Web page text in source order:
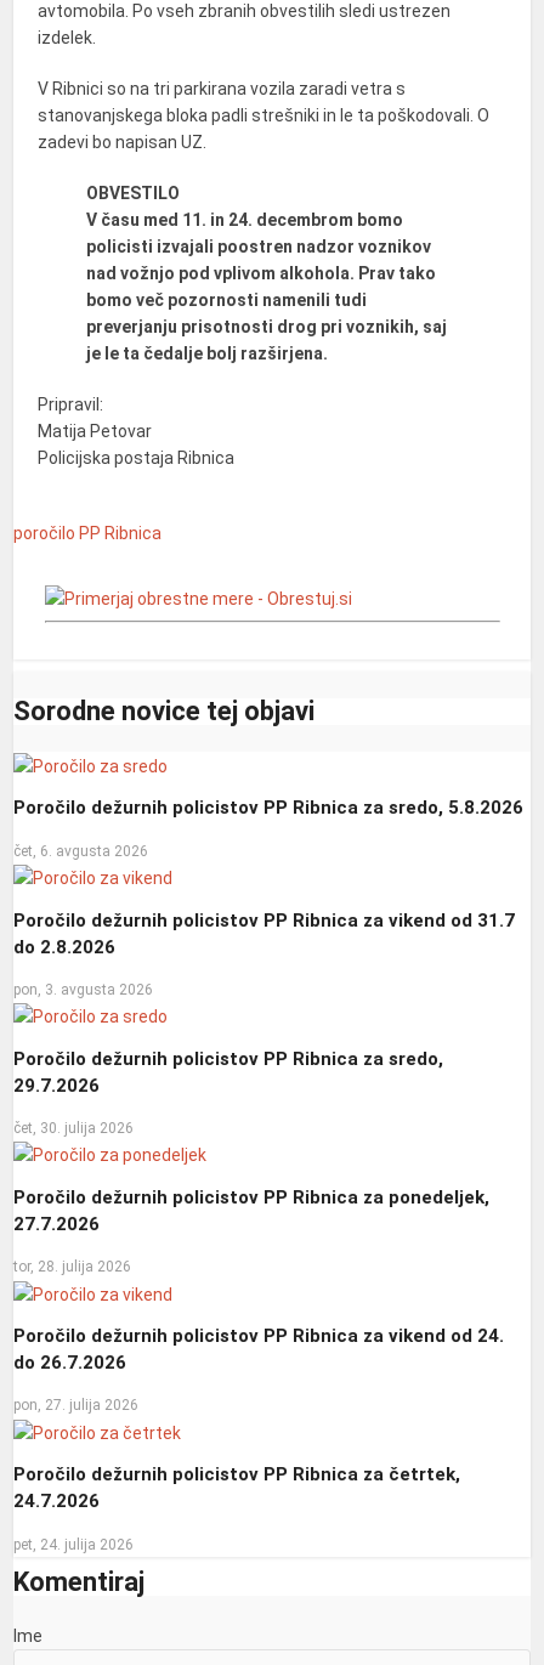
avtomobila. Po vseh zbranih obvestilih sledi ustrezen
izdelek.
V Ribnici so na tri parkirana vozila zaradi vetra s
stanovanjskega bloka padli strešniki in le ta poškodovali. O
zadevi bo napisan UZ.
OBVESTILO
V času med 11. in 24. decembrom bomo
policisti izvajali poostren nadzor voznikov
nad vožnjo pod vplivom alkohola. Prav tako
bomo več pozornosti namenili tudi
preverjanju prisotnosti drog pri voznikih, saj
je le ta čedalje bolj razširjena.
Pripravil:
Matija Petovar
Policijska postaja Ribnica
poročilo PP Ribnica
Sorodne novice tej objavi
Poročilo dežurnih policistov PP Ribnica za sredo, 5.8.2026
čet, 6. avgusta 2026
Poročilo dežurnih policistov PP Ribnica za vikend od 31.7
do 2.8.2026
pon, 3. avgusta 2026
Poročilo dežurnih policistov PP Ribnica za sredo,
29.7.2026
čet, 30. julija 2026
Poročilo dežurnih policistov PP Ribnica za ponedeljek,
27.7.2026
tor, 28. julija 2026
Poročilo dežurnih policistov PP Ribnica za vikend od 24.
do 26.7.2026
pon, 27. julija 2026
Poročilo dežurnih policistov PP Ribnica za četrtek,
24.7.2026
pet, 24. julija 2026
Komentiraj
Ime